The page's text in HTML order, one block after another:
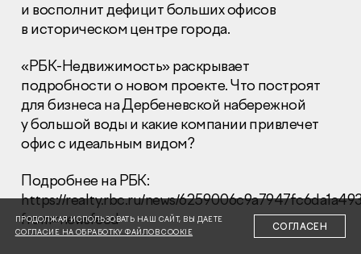
Раскрытие информации
Правовая информация
Сообщить о коррупции
Глaвный oфиc
+7 (495) 502 95 59
Отдел продаж
+7 (495) 641-35-35
Заказать звонок
© 2001-2026 Компания «Пионер»
и восполнит дефицит больших офисов
в историческом центре города.
«РБК-Недвижимость» раскрывает
подробности о новом проекте. Что построят
для бизнеса на Дербеневской набережной
у большой воды и какие компании привлечет
офис с идеальным видом?
Подробнее на РБК:
https://realty.rbc.ru/news/
from=newsfeed
ПРОДОЛЖАЯ ИСПОЛЬЗОВАТЬ НАШ САЙТ, ВЫ ДАЕТЕ
СОГЛАСИЕ НА ОБРАБОТКУ ФАЙЛОВ COOKIE
СОГЛАСЕН